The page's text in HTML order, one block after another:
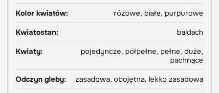
Kolor kwiatów:
różowe, białe, purpurowe
Kwiatostan:
baldach
Kwiaty:
pojedyncze, półpełne, pełne, duże,
pachnące
Odczyn gleby:
zasadowa, obojętna, lekko zasadowa